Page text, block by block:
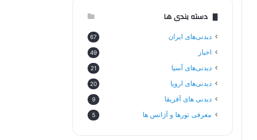
دسته بندی ها
دیدنی‌های ایران 67
اخبار 49
دیدنی‌های آسیا 21
دیدنی‌های اروپا 20
دیدنی های آفریقا 9
معرفی تورها و آژانس ها 5